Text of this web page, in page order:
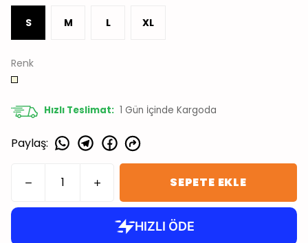
S M L XL
Renk
Hızlı Teslimat: 1 Gün İçinde Kargoda
Paylaş:
SEPETE EKLE